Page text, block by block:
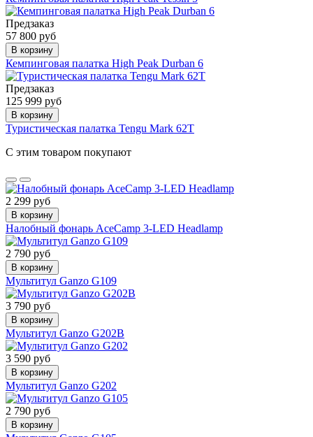
Предзаказ
57 800 руб
В корзину
Кемпинговая палатка High Peak Durban 6
Предзаказ
125 999 руб
В корзину
Туристическая палатка Tengu Mark 62T
С этим товаром покупают
2 299 руб
В корзину
Налобный фонарь AceCamp 3-LED Headlamp
2 790 руб
В корзину
Мультитул Ganzo G109
3 790 руб
В корзину
Мультитул Ganzo G202B
3 590 руб
В корзину
Мультитул Ganzo G202
2 790 руб
В корзину